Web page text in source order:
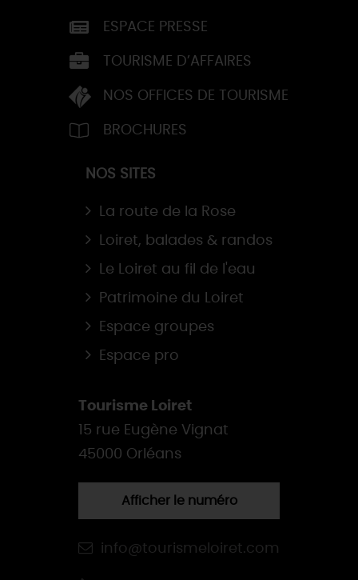
ESPACE PRESSE
TOURISME D’AFFAIRES
NOS OFFICES DE TOURISME
BROCHURES
NOS SITES
La route de la Rose
Loiret, balades & randos
Le Loiret au fil de l'eau
Patrimoine du Loiret
Espace groupes
Espace pro
Tourisme Loiret
15 rue Eugène Vignat
45000 Orléans
Afficher le numéro
info@tourismeloiret.com